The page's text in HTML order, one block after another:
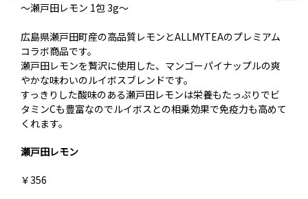
～瀬戸田レモン 1包 3g～
広島県瀬戸田町産の高品質レモンとALLMYTEAのプレミアム
コラボ商品です。
瀬戸田レモンを贅沢に使用した、マンゴーパイナップルの爽
やかな味わいのルイボスブレンドです。
すっきりした酸味のある瀬戸田レモンは栄養もたっぷりでビ
タミンCも豊富なのでルイボスとの相乗効果で免疫力も高めて
くれます。
瀬戸田レモン
￥356